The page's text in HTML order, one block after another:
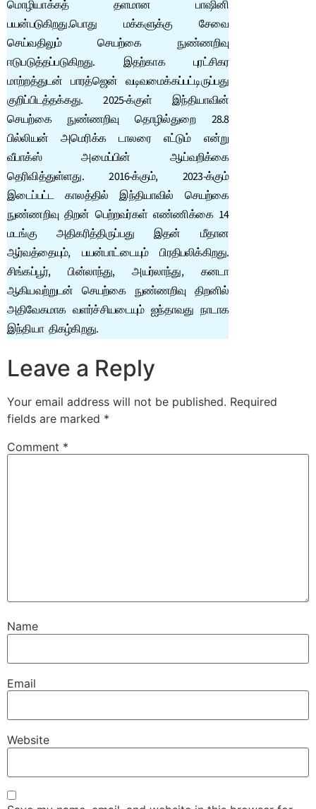
மொழியாக்கத் தளமான பாஷினி
பயன்படுகிறது.பொது மக்களுக்கு சேவை
செய்வதிலும் செயற்கை நுண்ணறிவு
ஈடுபடுத்தப்படுகிறது. இதற்காக புரட்சிகர
மாற்றத்துடன் பாரத்ஜென் வடிவமைக்கப்பட்டிருப்பது
குறிப்பிடத்தக்கது. 2025-க்குள் இந்தியாவின்
செயற்கை நுண்ணறிவு தொழில்துறை 28.8
பில்லியன் அமெரிக்க டாலரை எட்டும் என்று
வீபாக்ஸ் அமைப்பின் ஆய்வறிக்கை
தெரிவித்துள்ளது. 2016-க்கும், 2023-க்கும்
இடைப்பட்ட காலத்தில் இந்தியாவில் செயற்கை
நுண்ணறிவு திறன் பெற்றவர்கள் எண்ணிக்கை 14
மடங்கு அதிகரித்திருப்பது இதன் மீதான
ஆர்வத்தையும், பயன்பாட்டையும் பிரதிபலிக்கிறது.
சிங்கப்பூர், பின்லாந்து, அயர்லாந்து, கனடா
ஆகியவற்றுடன் செயற்கை நுண்ணறிவு திறனில்
அதிவேகமாக வளர்ச்சியடையும் ஐந்தாவது நாடாக
இந்தியா திகழ்கிறது.
Leave a Reply
Your email address will not be published. Required
fields are marked *
Comment *
Name
Email
Website